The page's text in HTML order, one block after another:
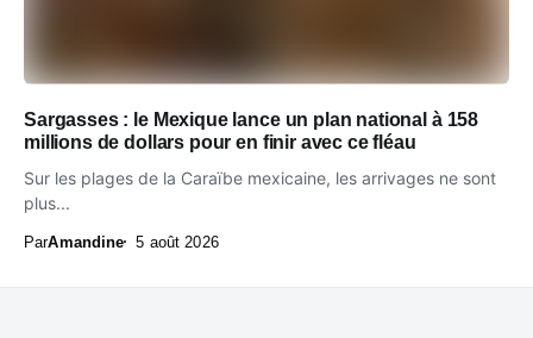
Sargasses : le Mexique lance un plan national à 158
millions de dollars pour en finir avec ce fléau
Sur les plages de la Caraïbe mexicaine, les arrivages ne sont
plus...
ParAmandine 5 août 2026